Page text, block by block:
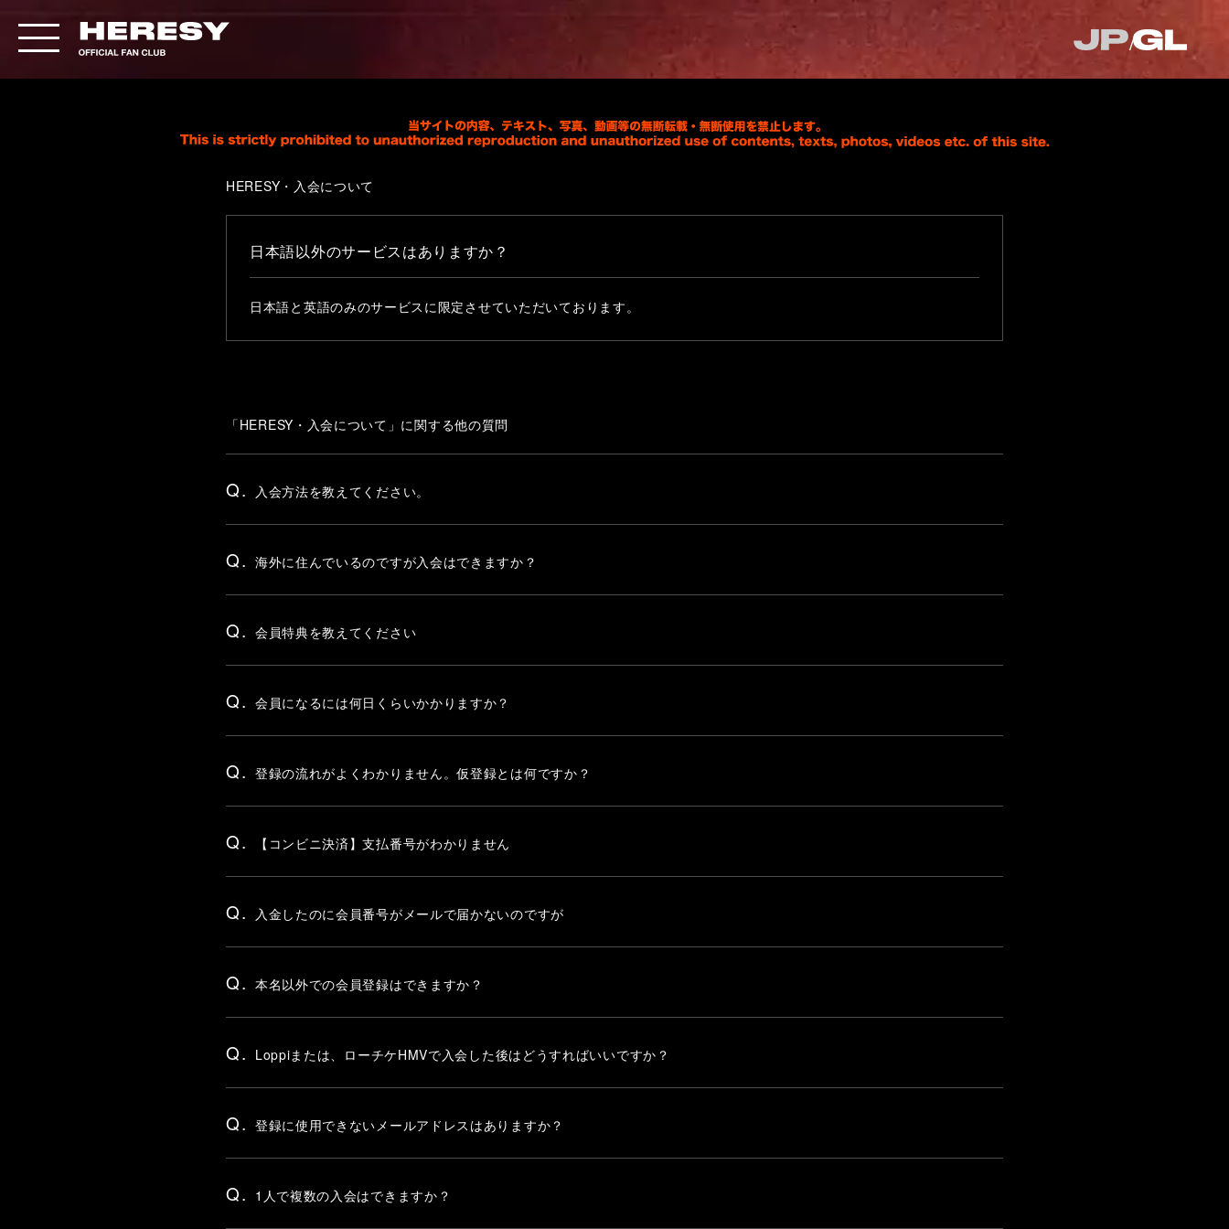
HERESY・入会について
日本語以外のサービスはありますか？
日本語と英語のみのサービスに限定させていただいております。
「HERESY・入会について」に関する他の質問
Q. 入会方法を教えてください。
Q. 海外に住んでいるのですが入会はできますか？
Q. 会員特典を教えてください
Q. 会員になるには何日くらいかかりますか？
Q. 登録の流れがよくわかりません。仮登録とは何ですか？
Q. 【コンビニ決済】支払番号がわかりません
Q. 入金したのに会員番号がメールで届かないのですが
Q. 本名以外での会員登録はできますか？
Q. Loppiまたは、ローチケHMVで入会した後はどうすればいいですか？
Q. 登録に使用できないメールアドレスはありますか？
Q. 1人で複数の入会はできますか？